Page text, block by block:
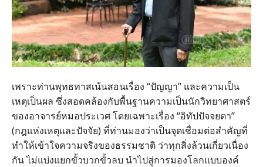
เพราะท่านพุทธทาสเน้นสอนเรื่อง “ปัญญา” และความเป็น
เหตุเป็นผล ซึ่งสอดคล้องกับพื้นฐานความเป็นนักวิทยาศาสตร์
ของอาจารย์หมอประเวศ โดยเฉพาะเรื่อง “อิทัปปัจจยตา”
(กฎแห่งเหตุและปัจจัย) ที่ท่านมองว่าเป็นจุดเชื่อมต่อสำคัญที่
ทำให้เข้าใจความจริงของธรรมชาติ ว่าทุกสิ่งล้วนเกี่ยวเนื่อง
กัน ไม่แบ่งแยกขั้วบวกขั้วลบ นำไปสู่การมองโลกแบบองค์